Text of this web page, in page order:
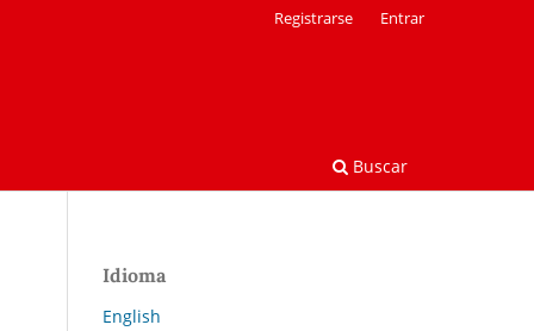
Buscar
Registrarse Entrar
Idioma
English